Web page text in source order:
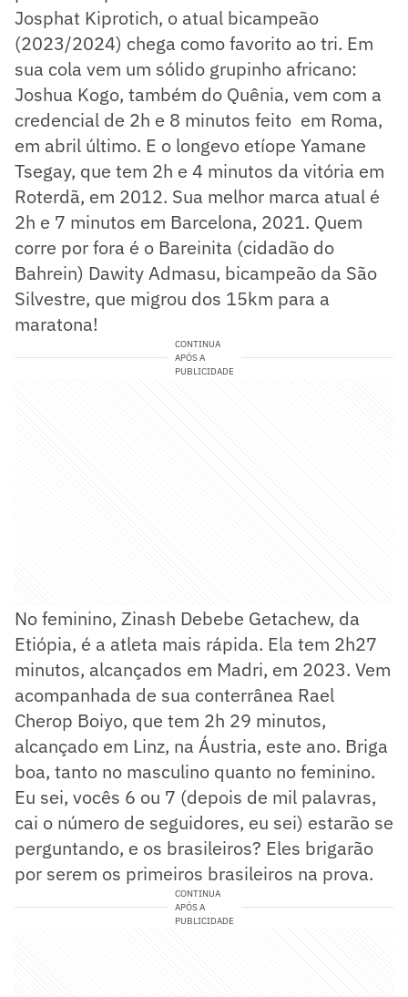
Josphat Kiprotich, o atual bicampeão
(2023/2024) chega como favorito ao tri. Em
sua cola vem um sólido grupinho africano:
Joshua Kogo, também do Quênia, vem com a
credencial de 2h e 8 minutos feito em Roma,
em abril último. E o longevo etíope Yamane
Tsegay, que tem 2h e 4 minutos da vitória em
Roterdã, em 2012. Sua melhor marca atual é
2h e 7 minutos em Barcelona, 2021. Quem
corre por fora é o Bareinita (cidadão do
Bahrein) Dawity Admasu, bicampeão da São
Silvestre, que migrou dos 15km para a
maratona!
CONTINUA
APÓS A
PUBLICIDADE
No feminino, Zinash Debebe Getachew, da
Etiópia, é a atleta mais rápida. Ela tem 2h27
minutos, alcançados em Madri, em 2023. Vem
acompanhada de sua conterrânea Rael
Cherop Boiyo, que tem 2h 29 minutos,
alcançado em Linz, na Áustria, este ano. Briga
boa, tanto no masculino quanto no feminino.
Eu sei, vocês 6 ou 7 (depois de mil palavras,
cai o número de seguidores, eu sei) estarão se
perguntando, e os brasileiros? Eles brigarão
por serem os primeiros brasileiros na prova.
CONTINUA
APÓS A
PUBLICIDADE